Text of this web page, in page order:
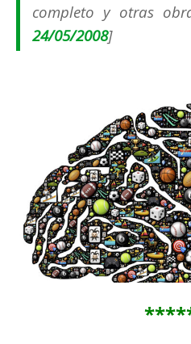
completo y otras
24/05/2008]